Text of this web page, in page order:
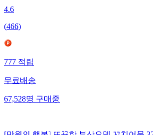
4.6
(466)
777적립
무료배송
67,528명구매중